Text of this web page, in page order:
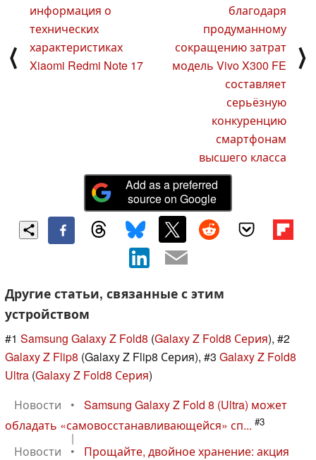
⟨
информация о
технических
характеристиках
Xiaomi Redmi Note 17
благодаря
продуманному
сокращению затрат
модель Vivo X300 FE
составляет
серьёзную
конкуренцию
смартфонам
высшего класса
⟩
Add as a preferred
source on Google
Другие статьи, связанные с этим
устройством
#1 Samsung Galaxy Z Fold8 (Galaxy Z Fold8 Серия), #2
Galaxy Z Flip8 (Galaxy Z Flip8 Серия), #3 Galaxy Z Fold8
Ultra (Galaxy Z Fold8 Серия)
Новости
•
Samsung Galaxy Z Fold 8 (Ultra) может
обладать «самовосстанавливающейся» сп... #3
|
Новости
•
Прощайте, двойное хранение: акция